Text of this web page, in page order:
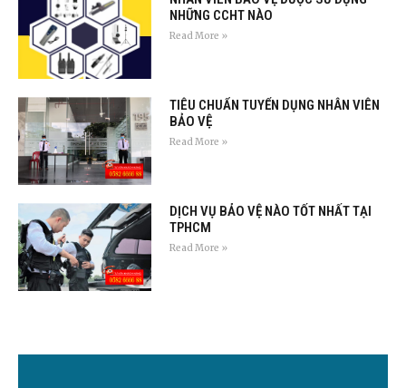
NHỮNG CCHT NÀO
Read More »
TIÊU CHUẨN TUYỂN DỤNG NHÂN VIÊN
BẢO VỆ
Read More »
DỊCH VỤ BẢO VỆ NÀO TỐT NHẤT TẠI
TPHCM
Read More »